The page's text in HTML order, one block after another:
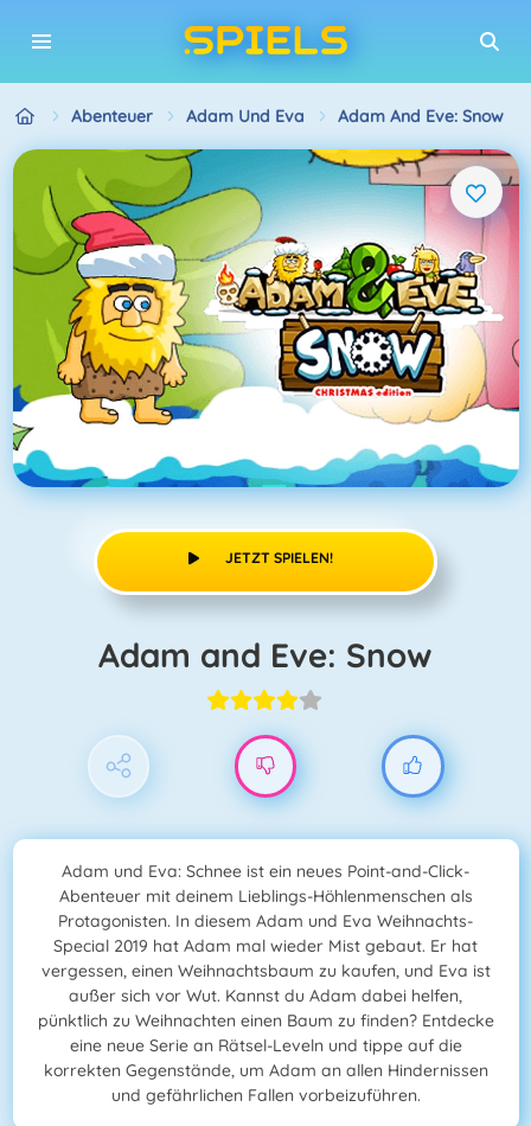
Abenteuer Adam Und Eva Adam And Eve: Snow
JETZT SPIELEN!
Adam and Eve: Snow
Adam und Eva: Schnee ist ein neues Point-and-Click-
Abenteuer mit deinem Lieblings-Höhlenmenschen als
Protagonisten. In diesem Adam und Eva Weihnachts-
Special 2019 hat Adam mal wieder Mist gebaut. Er hat
vergessen, einen Weihnachtsbaum zu kaufen, und Eva ist
außer sich vor Wut. Kannst du Adam dabei helfen,
pünktlich zu Weihnachten einen Baum zu finden? Entdecke
eine neue Serie an Rätsel-Leveln und tippe auf die
korrekten Gegenstände, um Adam an allen Hindernissen
und gefährlichen Fallen vorbeizuführen.